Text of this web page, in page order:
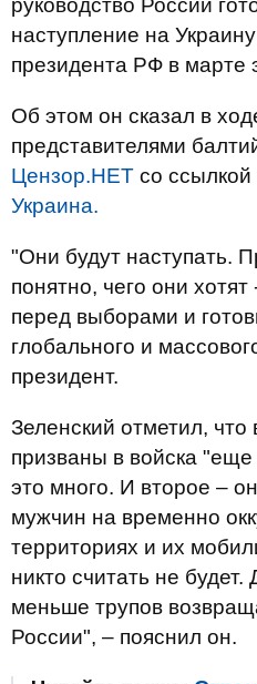
руководство России
наступление на
президента РФ в марте
Об этом он сказал в
представителями
Цензор.НЕТ со ссылкой
Украина.
"Они будут наступать.
понятно, чего они хотят
перед выборами и
глобального и
президент.
Зеленский отметил, что
призваны в войска
это много. И второе –
мужчин на временно
территориях и их
никто считать не
меньше трупов
России", – пояснил он.